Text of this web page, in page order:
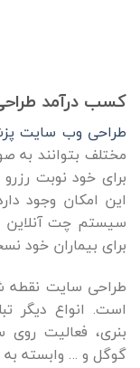
کسب درآمد
طراحی وب سایت
مختلف بتوانند به
برای خود نوبت
این امکان وجود
سیستم چت آنلاین
برای بیماران خود
طراحی سایت نقطه
است. انواع دیگر
بنری، فعالیت
گوگل و … وابسته